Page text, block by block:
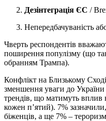
2. Дезінтеграція ЄС /
3. Непередбачуваність
Чверть респондентів
поширення популізму (що
обранням Трампа).
Конфлікт на Близькому
зменшення уваги до
трендів, що матимуть
кожен п’ятий). 7%
біженців, а ще 7% –